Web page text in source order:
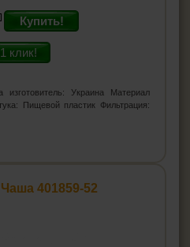
Купить!
клик!
изготовитель: Украина Материал
Пищевой пластик Фильтрация:
401859-52